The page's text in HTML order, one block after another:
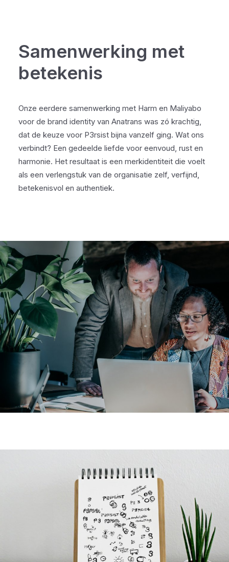
Samenwerking met
betekenis
Onze eerdere samenwerking met Harm en Maliyabo
voor de brand identity van Anatrans was zó krachtig,
dat de keuze voor P3rsist bijna vanzelf ging. Wat ons
verbindt? Een gedeelde liefde voor eenvoud, rust en
harmonie. Het resultaat is een merkidentiteit die voelt
als een verlengstuk van de organisatie zelf, verfijnd,
betekenisvol en authentiek.